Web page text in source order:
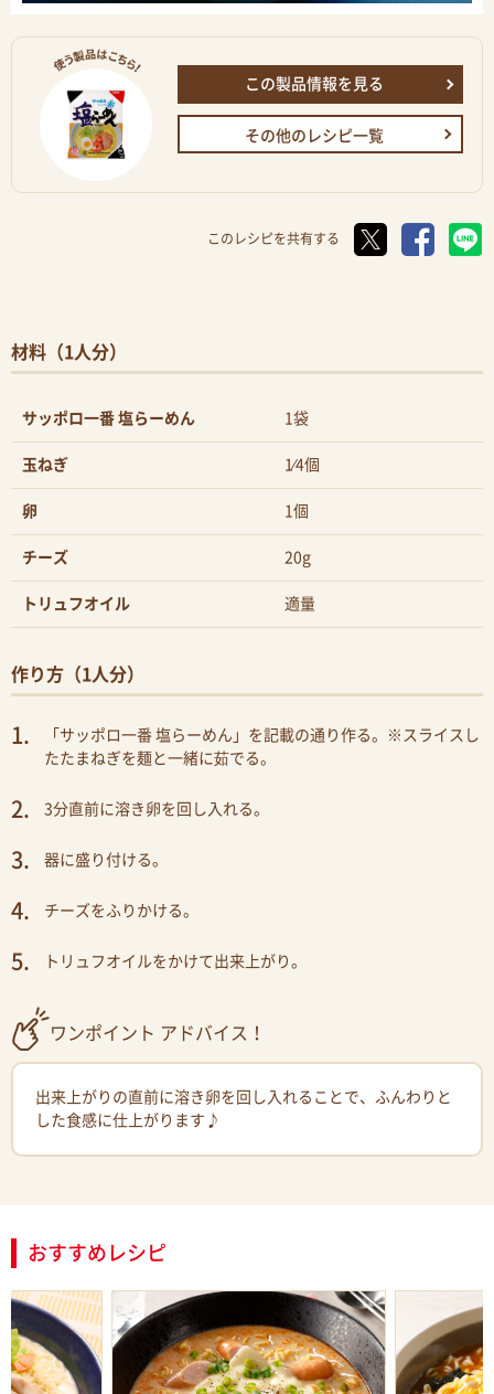
この製品情報を見る
その他のレシピ一覧
このレシピを共有する
材料（1人分）
サッポロ一番 塩らーめん 1袋
玉ねぎ 1⁄4個
卵 1個
チーズ 20g
トリュフオイル 適量
作り方（1人分）
「サッポロ一番 塩らーめん」を記載の通り作る。※スライスし
たたまねぎを麺と一緒に茹でる。
3分直前に溶き卵を回し入れる。
器に盛り付ける。
チーズをふりかける。
トリュフオイルをかけて出来上がり。
ワンポイント アドバイス！
出来上がりの直前に溶き卵を回し入れることで、ふんわりと
した食感に仕上がります♪
おすすめレシピ